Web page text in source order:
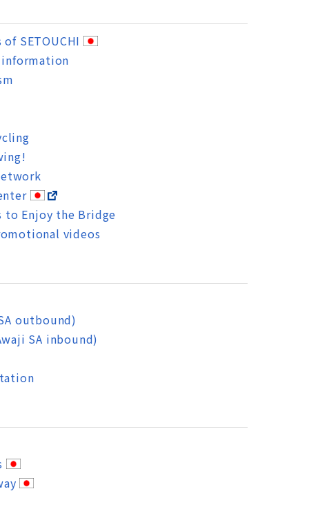
SETOUCHI
to Enjoy the Bridge
videos
outbound)
SA inbound)